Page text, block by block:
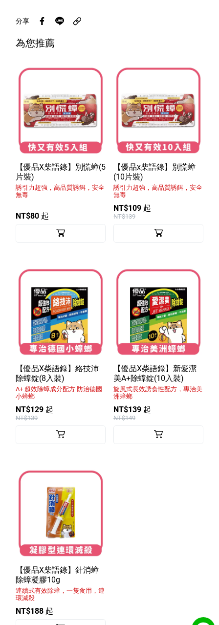
分享
為您推薦
【優品X柴語錄】別慌蟑(5
片裝)
誘引力超強，高品質誘餌，安全
無毒
NT$80 起
【優品x柴語錄】別慌蟑
(10片裝)
誘引力超強，高品質誘餌，安全
無毒
NT$109 起
NT$139
【優品X柴語錄】絡技沛
除蟑錠(8入裝)
A+ 超效除蟑成分配方 防治德國
小蟑螂
NT$129 起
NT$139
【優品X柴語錄】新愛潔
美A+除蟑錠(10入裝)
旋風式長效誘食性配方，專治美
洲蟑螂
NT$139 起
NT$149
【優品X柴語錄】針消蟑
除蟑凝膠10g
連續式有效除蟑，一隻食用，連
環滅殺
NT$188 起